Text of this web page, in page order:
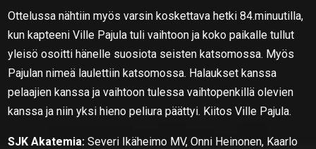
Ottelussa nähtiin myös varsin koskettava hetki 84.minuutilla,
kun kapteeni Ville Pajula tuli vaihtoon ja koko paikalle tullut
yleisö osoitti hänelle suosiota seisten katsomossa. Myös
Pajulan nimeä laulettiin katsomossa. Halaukset kanssa
pelaajien kanssa ja vaihtoon tulessa vaihtopenkillä olevien
kanssa ja niin yksi hieno peliura päättyi. Kiitos Ville Pajula.
SJK Akatemia: Severi Ikäheimo MV, Onni Heinonen, Kaarlo